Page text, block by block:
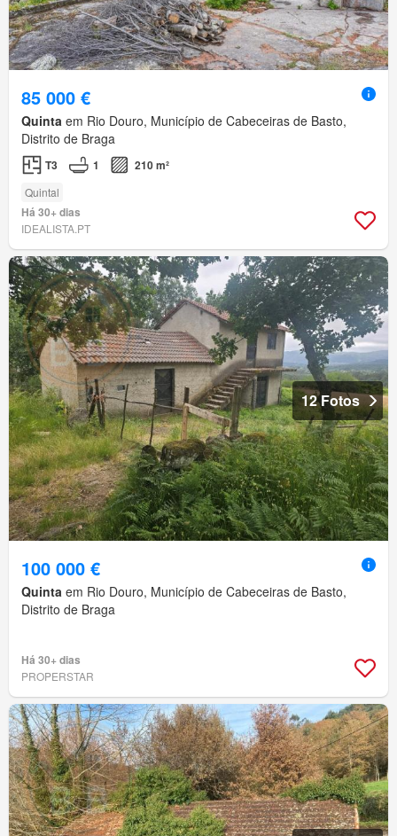
85 000 €
Quinta em Rio Douro, Município de Cabeceiras de Basto,
Distrito de Braga
T3 1 210 m²
Quintal
Há 30+ dias
IDEALISTA.PT
12 Fotos
100 000 €
Quinta em Rio Douro, Município de Cabeceiras de Basto,
Distrito de Braga
Há 30+ dias
PROPERSTAR